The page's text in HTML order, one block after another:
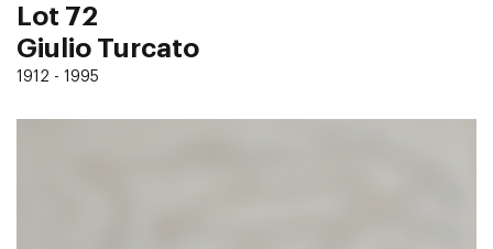
Lot 72
Giulio Turcato
1912 - 1995